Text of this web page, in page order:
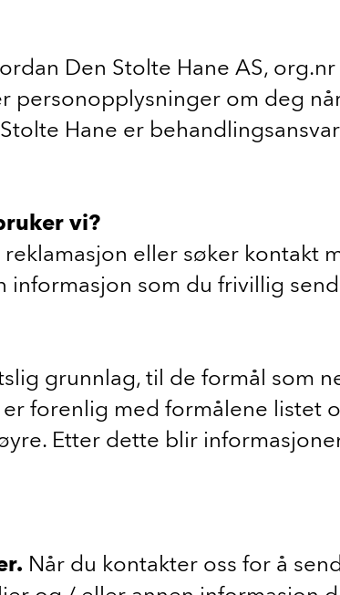
Den Stolte Hane AS, org.nr
personopplysninger om deg
Hane er
vi?
eller søker kontakt
som du frivillig
grunnlag, til de formål som
forenlig med formålene listet
Etter dette blir
Når du kontakter oss for å